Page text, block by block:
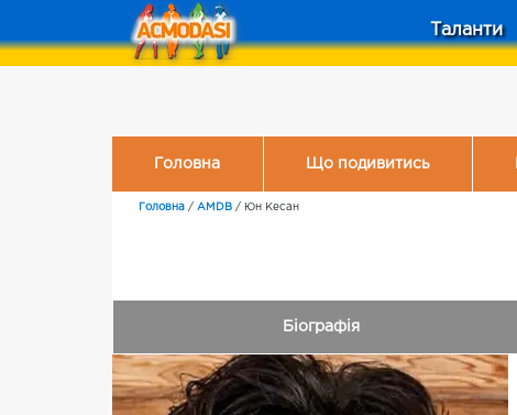
Таланти
Головна Що подивитись
Головна / AMDB / Юн Кесан
Біографія